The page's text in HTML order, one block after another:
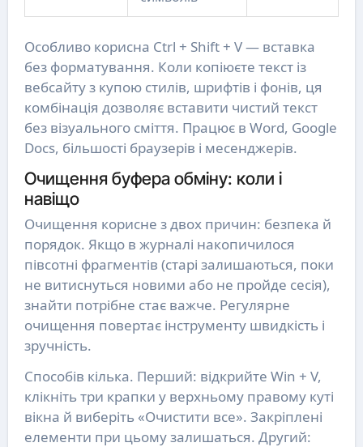
Особливо корисна Ctrl + Shift + V — вставка
без форматування. Коли копіюєте текст із
вебсайту з купою стилів, шрифтів і фонів, ця
комбінація дозволяє вставити чистий текст
без візуального сміття. Працює в Word, Google
Docs, більшості браузерів і месенджерів.
Очищення буфера обміну: коли і
навіщо
Очищення корисне з двох причин: безпека й
порядок. Якщо в журналі накопичилося
півсотні фрагментів (старі залишаються, поки
не витиснуться новими або не пройде сесія),
знайти потрібне стає важче. Регулярне
очищення повертає інструменту швидкість і
зручність.
Способів кілька. Перший: відкрийте Win + V,
клікніть три крапки у верхньому правому куті
вікна й виберіть «Очистити все». Закріплені
елементи при цьому залишаться. Другий: